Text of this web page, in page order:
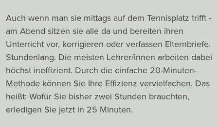
Auch wenn man sie mittags auf dem Tennisplatz trifft -
am Abend sitzen sie alle da und bereiten ihren
Unterricht vor, korrigieren oder verfassen Elternbriefe.
Stundenlang. Die meisten Lehrer/innen arbeiten dabei
höchst ineffizient. Durch die einfache 20-Minuten-
Methode können Sie Ihre Effizienz vervielfachen. Das
heißt: Wofür Sie bisher zwei Stunden brauchten,
erledigen Sie jetzt in 25 Minuten.